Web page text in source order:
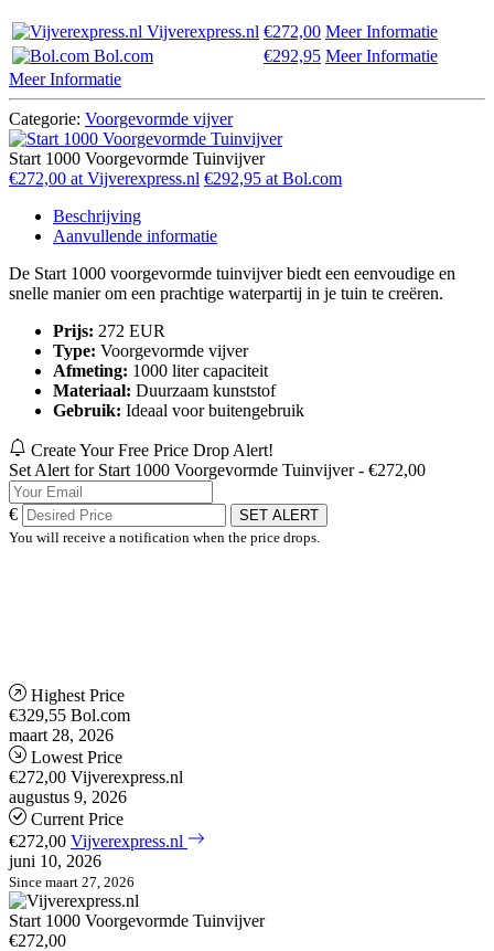
Vijverexpress.nl €272,00 Meer Informatie
Bol.com
€292,95 Meer Informatie
Meer Informatie
Categorie: Voorgevormde vijver
Start 1000 Voorgevormde Tuinvijver
€272,00 at Vijverexpress.nl €292,95 at Bol.com
Beschrijving
Aanvullende informatie
De Start 1000 voorgevormde tuinvijver biedt een eenvoudige en
snelle manier om een prachtige waterpartij in je tuin te creëren.
Prijs: 272 EUR
Type: Voorgevormde vijver
Afmeting: 1000 liter capaciteit
Materiaal: Duurzaam kunststof
Gebruik: Ideaal voor buitengebruik
Create Your Free Price Drop Alert!
Set Alert for Start 1000 Voorgevormde Tuinvijver - €272,00
€
SET ALERT
You will receive a notification when the price drops.
Highest Price
€329,55 Bol.com
maart 28, 2026
Lowest Price
€272,00 Vijverexpress.nl
augustus 9, 2026
Current Price
€272,00 Vijverexpress.nl
juni 10, 2026
Since maart 27, 2026
Start 1000 Voorgevormde Tuinvijver
€272,00